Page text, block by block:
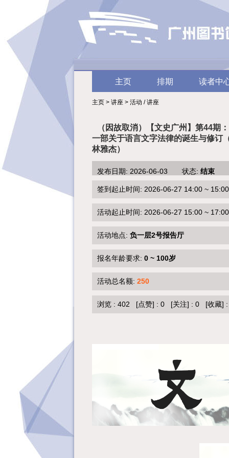
主页 排期 读者中
主页 > 讲座 > 活动 / 讲座
（因故取消）【文史广州】第44期
一部关于语言文字法律的诞生与修订
林雅杰）
发布日期: 2026-06-03 状态: 结束
签到起止时间: 2026-06-27 14:00 ~ 15:00
活动起止时间: 2026-06-27 15:00 ~ 17:00
活动地点: 负一层2号报告厅
报名年龄要求: 0 ~ 100岁
活动总名额: 250
浏览 : 402 [点赞] : 0 [关注] : 0 [收藏]